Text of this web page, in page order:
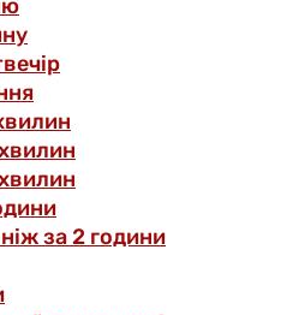
за 2 години